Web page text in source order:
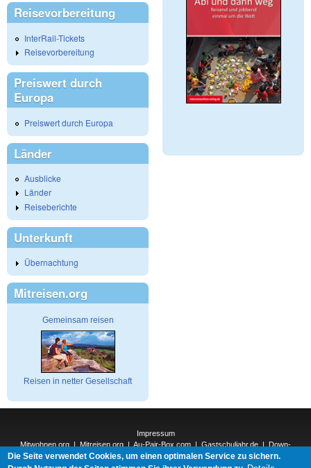
Reisevorbereitung
InterRail-Tickets
Reisevorbereitung
Preiswert durch
Europa
Preiswert durch Europa
Länder
Ausblicke
Länder
Reiseberichte
Unterkunft
Übernachtung
Mitreisen.org
Gemeinsam reisen
Reisen in netter Gesellschaft
Impressum
Mitwohnen.org
Mitreisen.org Au-Pair-Box.com Gastschuljahr.de
Down-
Under.org |Elderpair.com|
Die Seite verwendet Cookies, um einen optimalen Service zu sichern.